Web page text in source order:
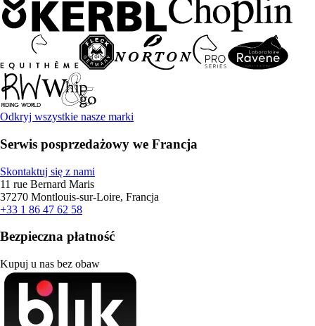
Odkryj wszystkie nasze marki
Serwis posprzedażowy we Francja
Skontaktuj się z nami
11 rue Bernard Maris
37270 Montlouis-sur-Loire, Francja
+33 1 86 47 62 58
Bezpieczna płatność
Kupuj u nas bez obaw